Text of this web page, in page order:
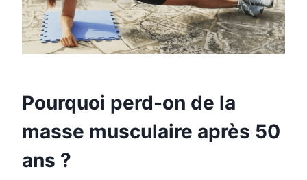
Pourquoi perd-on de la
masse musculaire après 50
ans ?